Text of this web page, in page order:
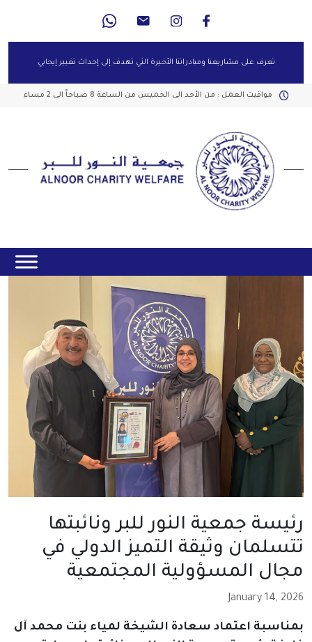
تعرف على مشاريعنا ومبادراتنا الأخيرة التي تهدف إلى إحداث تغيير إيجابي
مواقيت العمل : من الأحد الى الخميس من الساعة 8 صباحاً الى 2 مساء
رئيسة جمعية النور للبر ونائبتها
تتسلمان وثيقة التميز الدولي في
مجال المسؤولية المجتمعية
January 14, 2026
بمناسبة اعتماد سعادة الشيخة لمياء بنت محمد آل